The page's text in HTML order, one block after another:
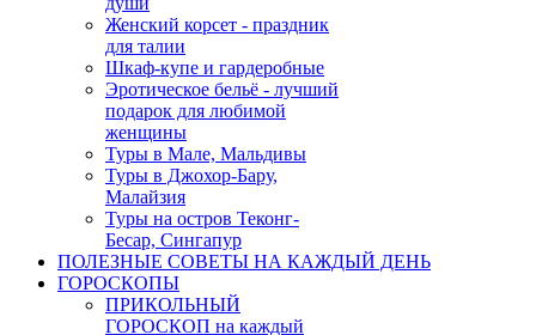
Женский корсет - праздник
для талии
Шкаф-купе и гардеробные
Эротическое бельё - лучший
подарок для любимой
женщины
Туры в Мале, Мальдивы
Туры в Джохор-Бару,
Малайзия
Туры на остров Теконг-
Бесар, Сингапур
ПОЛЕЗНЫЕ СОВЕТЫ НА КАЖДЫЙ ДЕНЬ
ГОРОСКОПЫ
ПРИКОЛЬНЫЙ
ГОРОСКОП на каждый